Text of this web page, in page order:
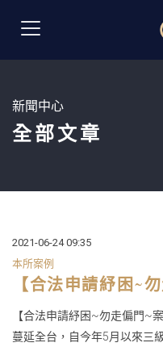
新聞中心
全部文章
2021-06-24 09:35
本所案例
【合法申請紓困~
【合法申請紓困~勿走偏門~
蔓延全台，自今年5月以來三